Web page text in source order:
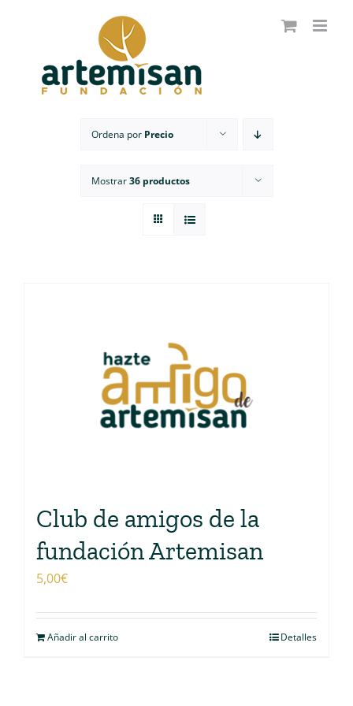
Ordena por Precio
Mostrar36 productos
Club de amigos de la
fundación Artemisan
5,00€
Añadir al carrito Detalles